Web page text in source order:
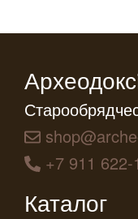
+7 911 622-
Каталог